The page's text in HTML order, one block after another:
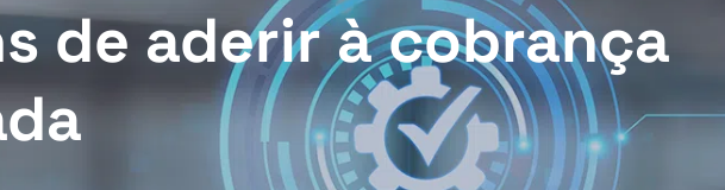
de aderir à cobrança